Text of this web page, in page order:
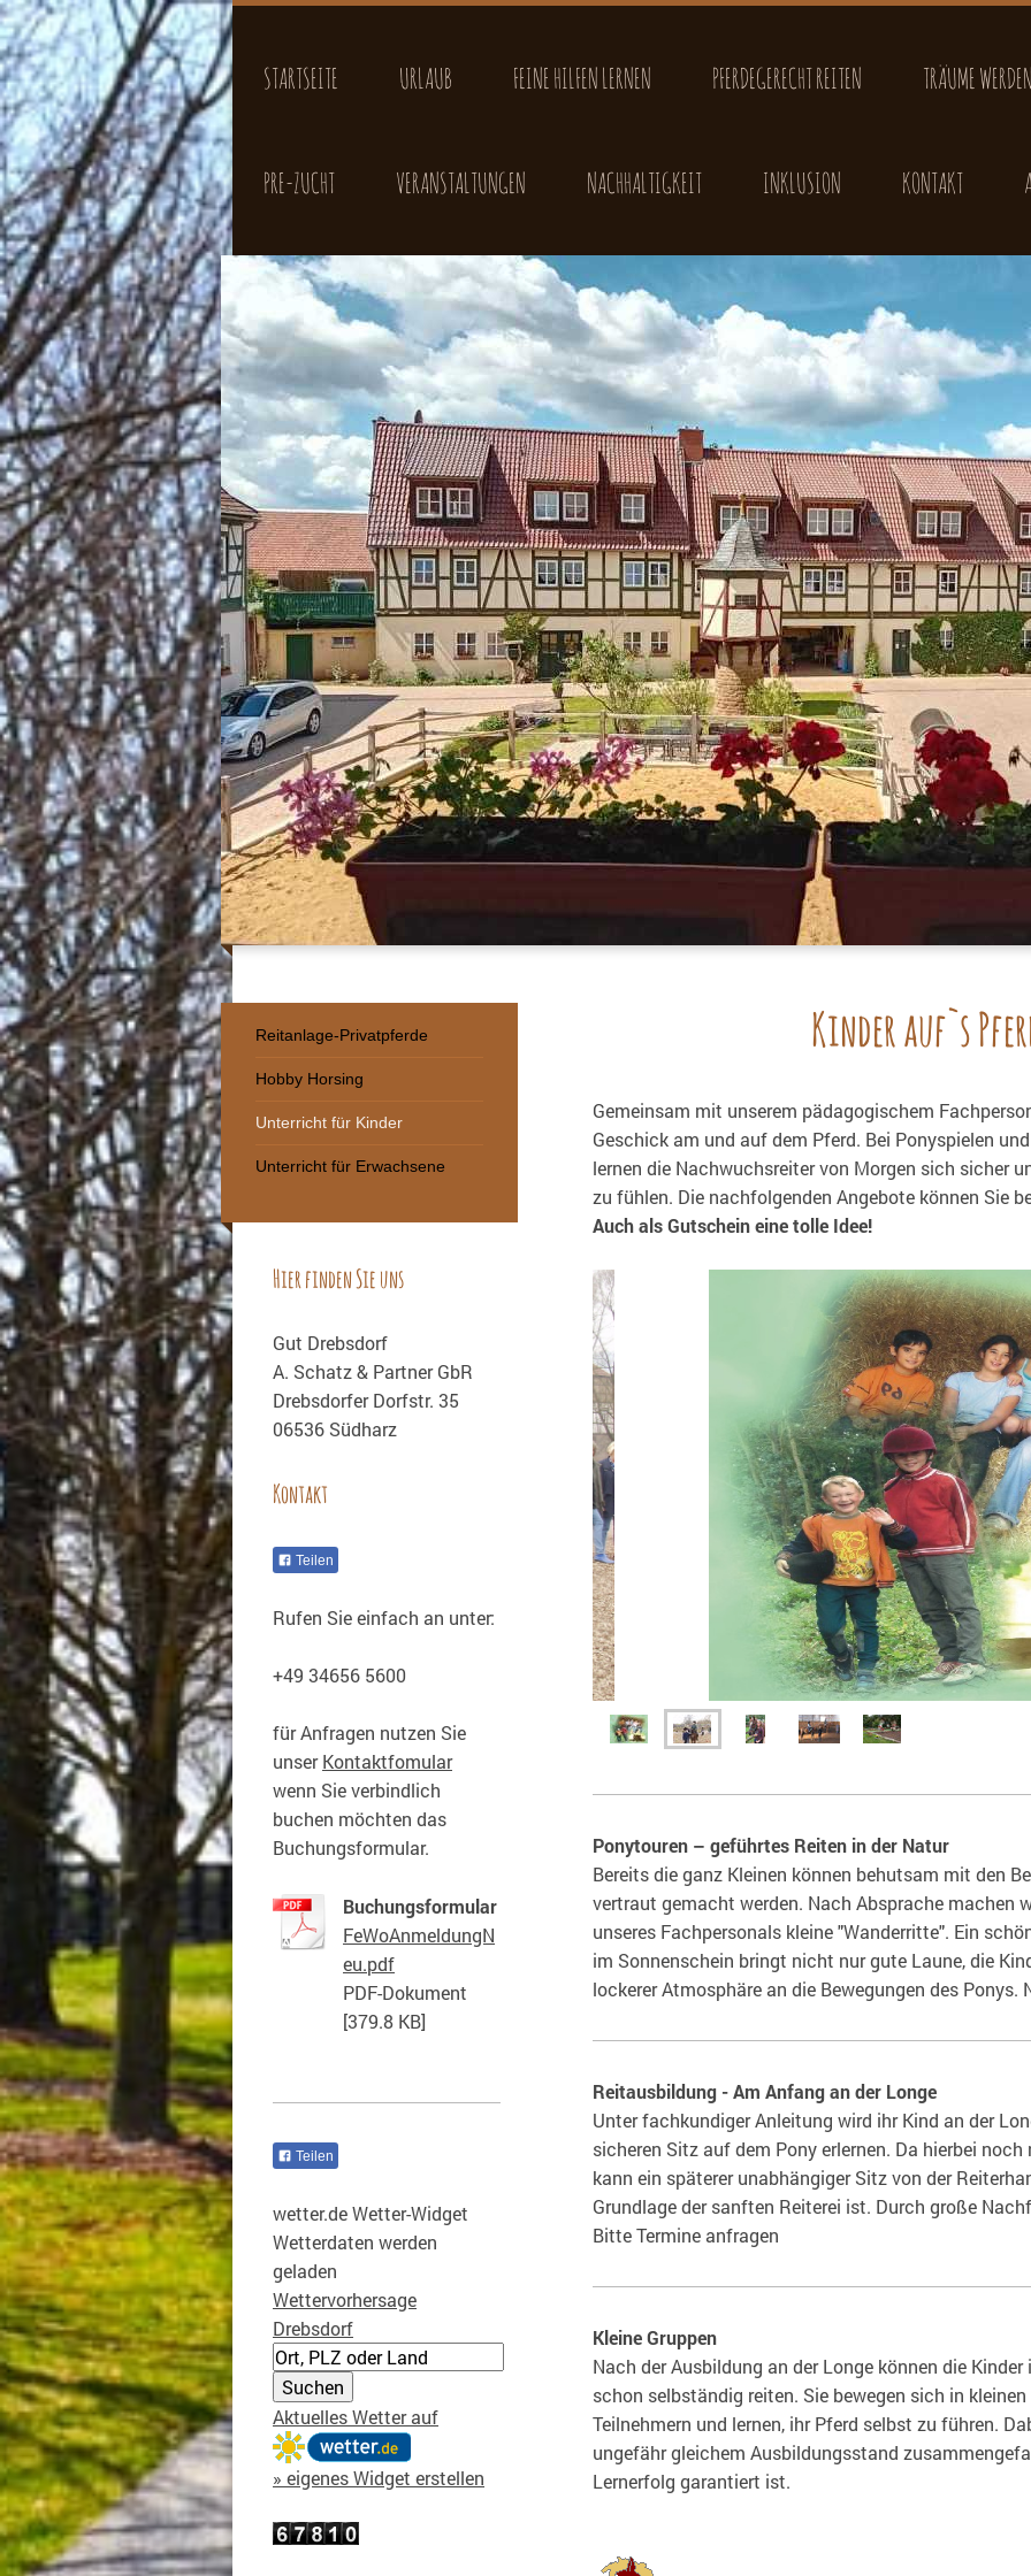
STARTSEITE URLAUB FEINE HILFEN LERNEN PFERDEGERECHT REITEN TRÄUME
PRE-ZUCHT VERANSTALTUNGEN NACHHALTIGKEIT INKLUSION KONTAKT
Kinder auf`s
Gemeinsam mit unserem pädagogischem
Geschick am und auf dem Pferd. Bei Ponyspielen
lernen die Nachwuchsreiter von Morgen sich sicher
zu fühlen. Die nachfolgenden Angebote
Auch als Gutschein eine tolle Idee!
Ponytouren – geführtes Reiten in der Natur
Bereits die ganz Kleinen können behutsam mit den
vertraut gemacht werden. Nach Absprache machen
unseres Fachpersonals kleine "Wanderritte". Ein
im Sonnenschein bringt nicht nur gute Laune, die
lockerer Atmosphäre an die Bewegungen des
Reitausbildung - Am Anfang an der Longe
Unter fachkundiger Anleitung wird ihr Kind an der
sicheren Sitz auf dem Pony erlernen. Da hierbei
kann ein späterer unabhängiger Sitz von der
Grundlage der sanften Reiterei ist. Durch große
Bitte Termine anfragen
Kleine Gruppen
Nach der Ausbildung an der Longe können die
schon selbständig reiten. Sie bewegen sich in
Teilnehmern und lernen, ihr Pferd selbst zu führen.
ungefähr gleichem Ausbildungsstand
Lernerfolg garantiert ist.
Reitanlage-Privatpferde
Hobby Horsing
Unterricht für Kinder
Unterricht für Erwachsene
Hier finden Sie uns
Gut Drebsdorf
A. Schatz & Partner GbR
Drebsdorfer Dorfstr. 35
06536 Südharz
Kontakt
Teilen
Rufen Sie einfach an unter:
+49 34656 5600
für Anfragen nutzen Sie
unserKontaktfomular
wenn Sie verbindlich
buchen möchten das
Buchungsformular.
Buchungsformular
FeWoAnmeldungN
eu.pdf
PDF-Dokument
[379.8 KB]
Teilen
wetter.de Wetter-Widget
Wetterdaten werden
geladen
Wettervorhersage
Drebsdorf
Aktuelles Wetter auf
» eigenes Widget erstellen